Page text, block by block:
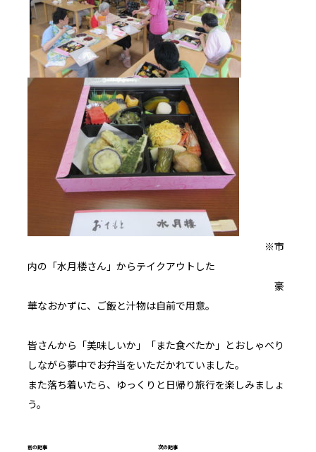
※市
内の「水月楼さん」からテイクアウトした
豪
華なおかずに、ご飯と汁物は自前で用意。
皆さんから「美味しいか」「また食べたか」とおしゃべり
しながら夢中でお弁当をいただかれていました。
また落ち着いたら、ゆっくりと日帰り旅行を楽しみましょ
う。
前の記事 次の記事